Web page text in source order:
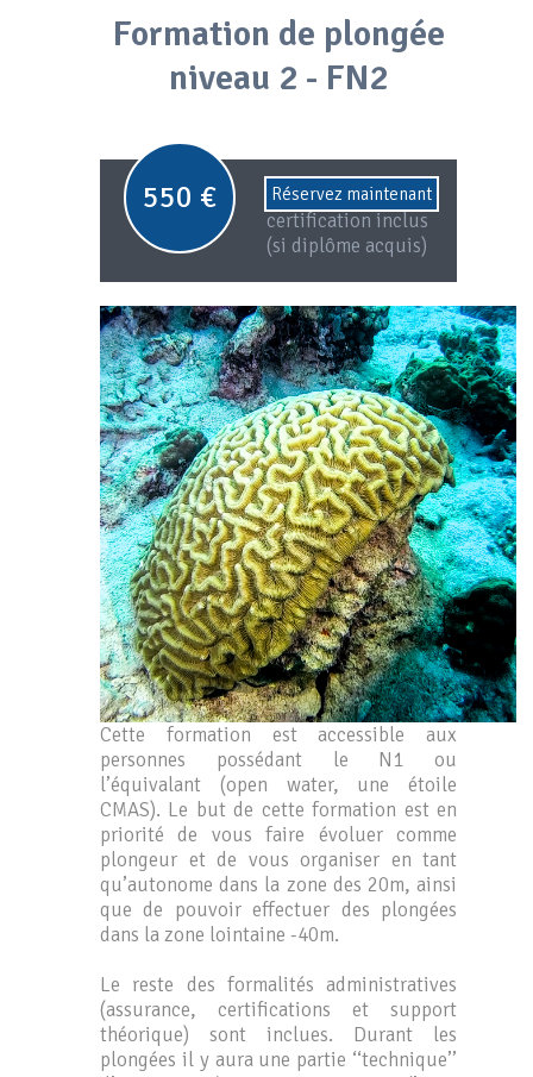
Formation de plongée
niveau 2 - FN2
550 €
Frais de
certification inclus
(si diplôme acquis)
Réservez maintenant
Cette formation est accessible aux
personnes possédant le N1 ou
l’équivalant (open water, une étoile
CMAS). Le but de cette formation est en
priorité de vous faire évoluer comme
plongeur et de vous organiser en tant
qu’autonome dans la zone des 20m, ainsi
que de pouvoir effectuer des plongées
dans la zone lointaine -40m.
Le reste des formalités administratives
(assurance, certifications et support
théorique) sont inclues. Durant les
plongées il y aura une partie ‘‘technique’’